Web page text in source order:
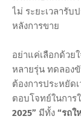
ไม่ ระยะเวลารั
หลังการขาย
อย่าแค่เลือกด้วย
หลายรุ่น ทดลอง
ต้องการประหยัด
ตอบโจทย์ในการ
2025” มีทั้ง “รถใ